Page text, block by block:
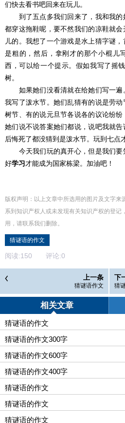
们快去看书吧回来在玩儿。
到了五点多我们回来了，我和我的
都穿这拖鞋呢，要不然我们的凉鞋就
儿的。我想了一个游戏是水上猜字谜
是粗的，然后，拿刚才的那个小棍儿
西，可以给一个提示。假如我写了摇
树。
如果她们没看清就在给她们写一遍
我写了泼水节。她们乱猜有的说是劳
树节、有的说元旦节各说各的议论纷
她们说不说答案她们都说，说吧我就
后悔死了都没猜到是泼水节。玩到七点
今天我们玩的真开心，但是我们要
好学习才能成为国家栋梁。加油吧！
版权声明：以上文章中所选用的图片及文字来
系到知识产权人或未发现有关知识产权的登记
用，请联系我们删除。
猜谜语的作文
阅读:150 评论:0
上一条
猜谜语作文
下
猜
相关文章
猜谜语的作文
猜谜语的作文300字
猜谜语的作文600字
猜谜语的作文400字
猜谜语的作文
猜谜语的作文
猜谜语的作文